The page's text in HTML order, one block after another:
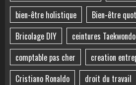
bien-être holistique
Bien-être
Bricolage DIY
ceintures Taekwondo
comptable pas cher
creation
Cristiano Ronaldo
droit du travail